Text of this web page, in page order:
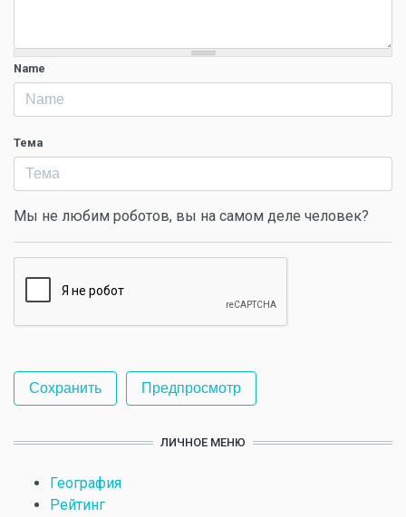
Name
Тема
Мы не любим роботов, вы на самом деле человек?
ЛИЧНОЕ МЕНЮ
География
Рейтинг